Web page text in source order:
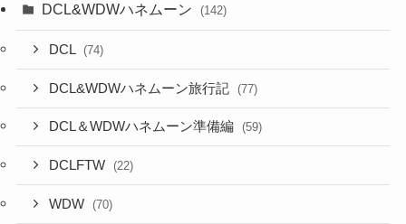
DCL&WDWハネムーン (142)
DCL (74)
DCL&WDWハネムーン旅行記 (77)
DCL＆WDWハネムーン準備編 (59)
DCLFTW (22)
WDW (70)